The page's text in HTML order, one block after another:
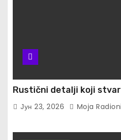
Rustični detalji koji
Јун 23, 2026 Moja